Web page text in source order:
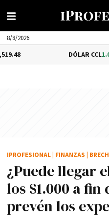
8/8/2026
1.04%
¿Puede llegar
los $1.000 a fin
prevén los
IPROFESIONAL FINANZAS